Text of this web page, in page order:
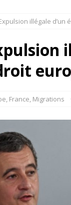
du
ISRAËL
sur la “fraude
militaire
illégale
, France, Migrations